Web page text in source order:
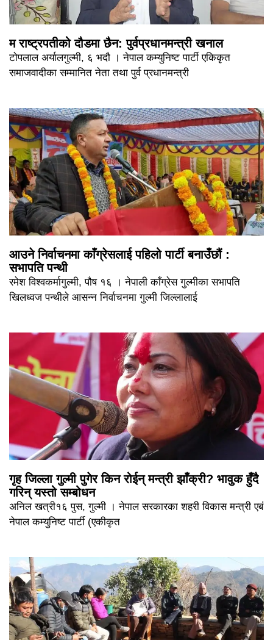
म राष्ट्रपतीको दौडमा छैन: पुर्वप्रधानमन्त्री खनाल
टोपलाल अर्यालगुल्मी, ६ भदौ । नेपाल कम्युनिष्ट पार्टी एकिकृत
समाजवादीका सम्मानित नेता तथा पुर्व प्रधानमन्त्री
आउने निर्वाचनमा काँग्रेसलाई पहिलो पार्टी बनाउँछौं :
सभापति पन्थी
रमेश विश्वकर्मागुल्मी, पौष १६ । नेपाली काँग्रेस गुल्मीका सभापति
खिलध्वज पन्थीले आसन्न निर्वाचनमा गुल्मी जिल्लालाई
गृह जिल्ला गुल्मी पुगेर किन रोईन् मन्त्री झाँक्री? भावुक हुँदै
गरिन् यस्तो सम्बोधन
अनिल खत्री१६ पुस, गुल्मी । नेपाल सरकारका शहरी विकास मन्त्री एबं
नेपाल कम्युनिष्ट पार्टी (एकीकृत